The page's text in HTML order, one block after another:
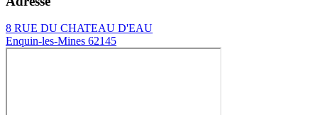
8 RUE DU CHATEAU D'EAU
Enquin-les-Mines 62145